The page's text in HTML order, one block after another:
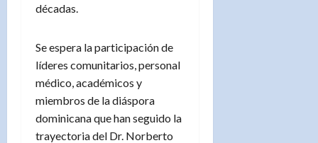
décadas.
Se espera la participación de
líderes comunitarios, personal
médico, académicos y
miembros de la diáspora
dominicana que han seguido la
trayectoria del Dr. Norberto